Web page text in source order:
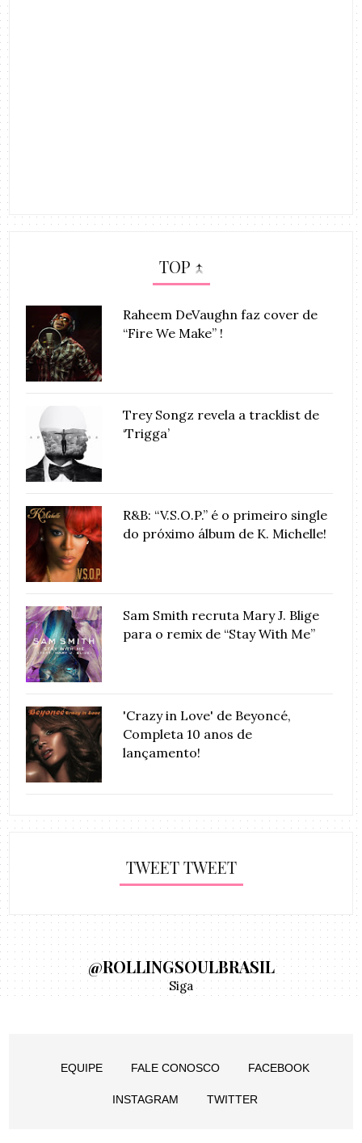
TOP ↑
Raheem DeVaughn faz cover de
“Fire We Make” !
Trey Songz revela a tracklist de
‘Trigga’
R&B: “V.S.O.P.” é o primeiro single
do próximo álbum de K. Michelle!
Sam Smith recruta Mary J. Blige
para o remix de “Stay With Me”
'Crazy in Love' de Beyoncé,
Completa 10 anos de
lançamento!
TWEET TWEET
@ROLLINGSOULBRASIL
Siga
EQUIPE FALE CONOSCO FACEBOOK
INSTAGRAM TWITTER